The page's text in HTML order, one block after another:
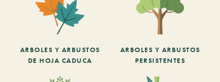
ARBOLES Y ARBUSTOS
DE HOJA CADUCA
ARBOLES Y ARBUSTOS
PERSISTENTES